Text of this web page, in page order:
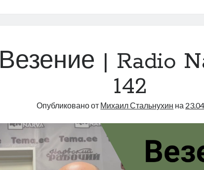
|
143
Везение | Radio
142
Опубликовано от Михаил Стальнухин на